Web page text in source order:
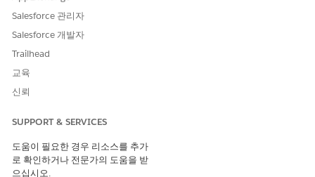
듭니다.
Salesforce 관리자
Salesforce 개발자
Trailhead
교육
신뢰
SUPPORT & SERVICES
도움이 필요한 경우 리소스를 추가
로 확인하거나 전문가의 도움을 받
으십시오.